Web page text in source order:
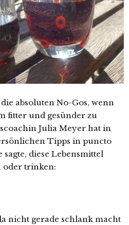
absoluten No-Gos, wenn
fitter und gesünder zu
Julia Meyer hat in
Tipps in puncto
diese Lebensmittel
oder trinken:
nicht gerade schlank macht